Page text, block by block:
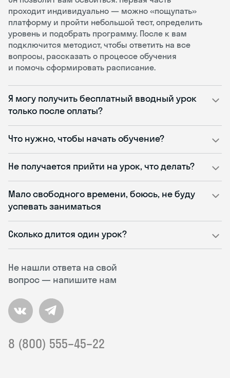
Не нашли ответа на свой
вопрос — напишите нам
8 (800) 555–45–22
проходит индивидуально — можно «пощупать»
платформу и пройти небольшой тест, определить
уровень и подобрать программу. После к вам
подключится методист, чтобы ответить на все
вопросы, рассказать о процессе обучения
и помочь сформировать расписание.
Я могу получить бесплатный вводный урок
только после оплаты?
Что нужно, чтобы начать обучение?
Не получается прийти на урок, что делать?
Мало свободного времени, боюсь, не буду
успевать заниматься
Сколько длится один урок?